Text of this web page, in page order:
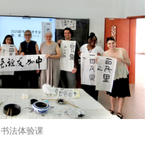
书法体验课